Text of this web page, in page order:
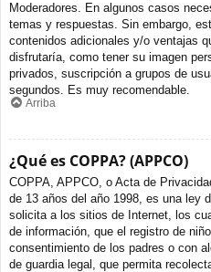
Moderadores. En algunos casos
temas y respuestas. Sin embargo,
contenidos adicionales y/o ventajas
disfrutaría, como tener su imagen
privados, suscripción a grupos de
segundos. Es muy recomendable.
Arriba
¿Qué es COPPA? (APPCO)
COPPA, APPCO, o Acta de
de 13 años del año 1998, es una ley
solicita a los sitios de Internet, los
de información, que el registro de
consentimiento de los padres o con
de guardia legal, que permita